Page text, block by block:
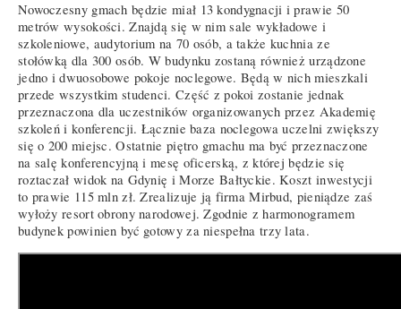
Nowoczesny gmach będzie miał 13 kondygnacji i prawie 50
metrów wysokości. Znajdą się w nim sale wykładowe i
szkoleniowe, audytorium na 70 osób, a także kuchnia ze
stołówką dla 300 osób. W budynku zostaną również urządzone
jedno i dwuosobowe pokoje noclegowe. Będą w nich mieszkali
przede wszystkim studenci. Część z pokoi zostanie jednak
przeznaczona dla uczestników organizowanych przez Akademię
szkoleń i konferencji. Łącznie baza noclegowa uczelni zwiększy
się o 200 miejsc. Ostatnie piętro gmachu ma być przeznaczone
na salę konferencyjną i mesę oficerską, z której będzie się
roztaczał widok na Gdynię i Morze Bałtyckie. Koszt inwestycji
to prawie 115 mln zł. Zrealizuje ją firma Mirbud, pieniądze zaś
wyłoży resort obrony narodowej. Zgodnie z harmonogramem
budynek powinien być gotowy za niespełna trzy lata.